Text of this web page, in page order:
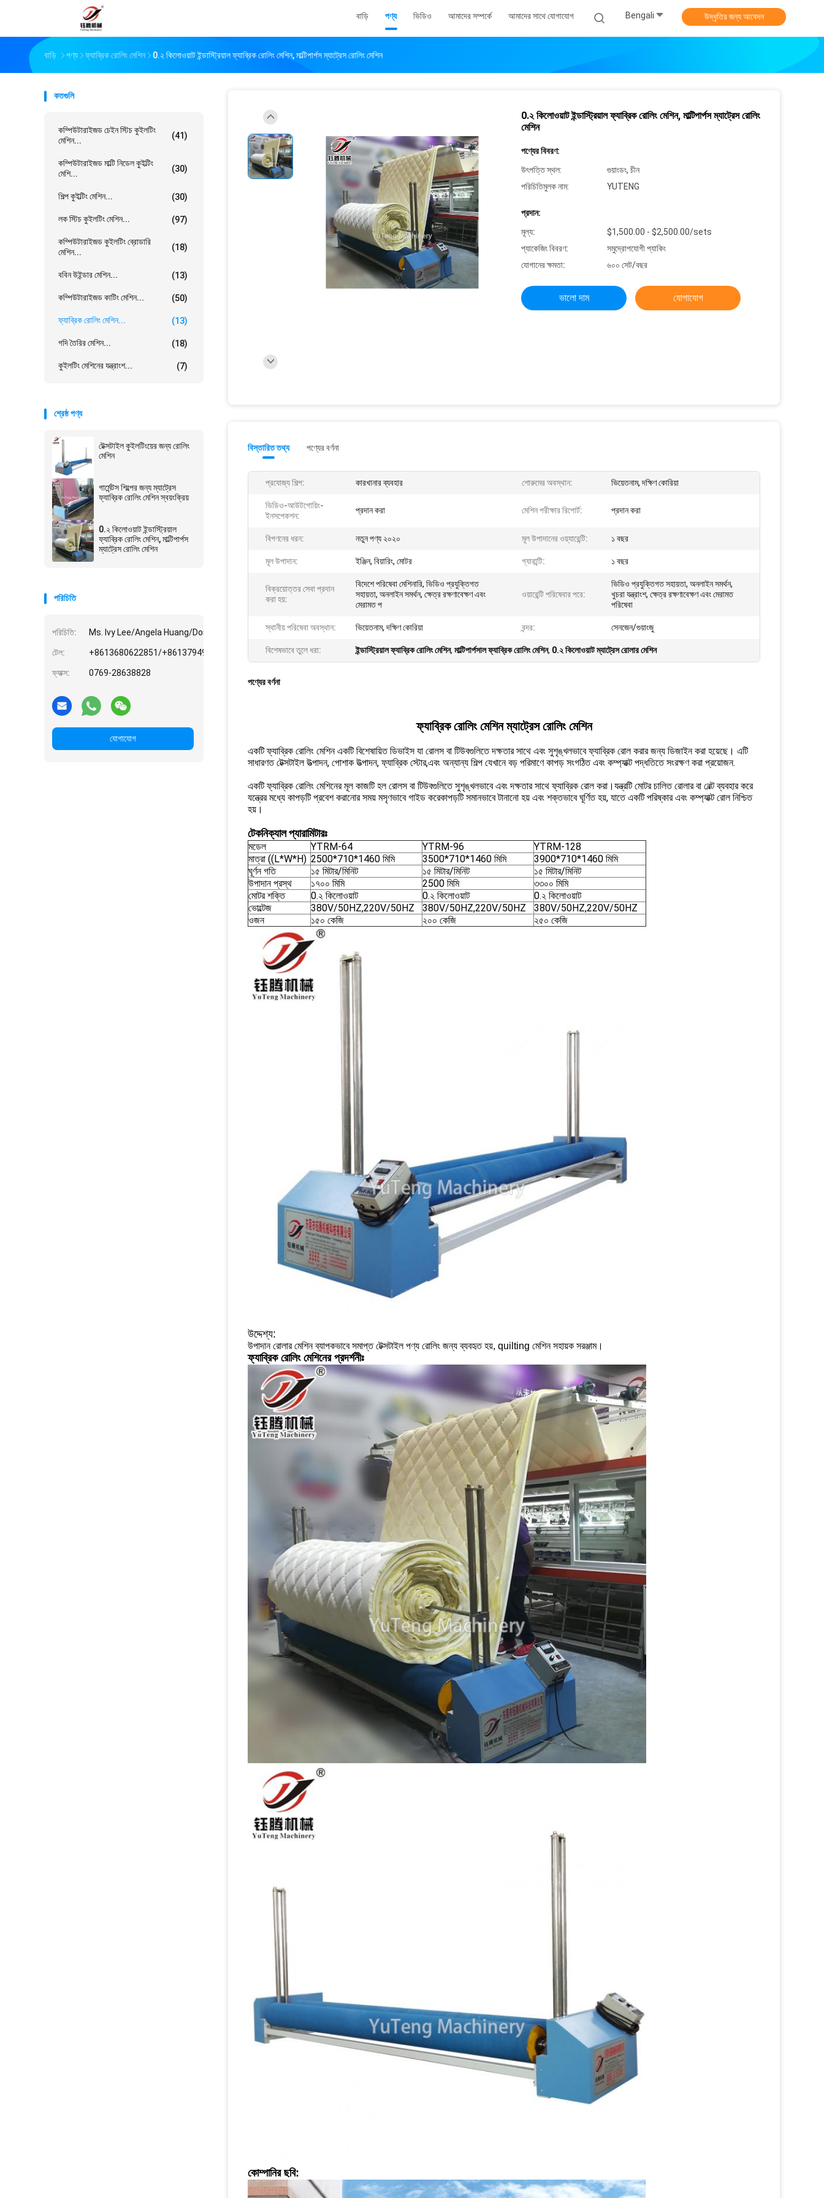
বাড়ি পণ্য ভিডিও আমাদের সম্পর্কে আমাদের সাথে যোগাযোগ Bengali উদ্ধৃতির জন্য আবেদন
বাড়ি পণ্য ফ্যাব্রিক রোলিং মেশিন 0.২ কিলোওয়াট ইন্ডাস্ট্রিয়াল ফ্যাব্রিক রোলিং মেশিন, মাল্টিপার্পস ম্যাট্রেস রোলিং মেশিন
কতগুলি
কম্পিউটারাইজড চেইন স্টিচ কুইলটিং
মেশিন...
(41)
কম্পিউটারাইজড মাল্টি নিডেল কুইল্টিং
মেশি...
(30)
শিল্প কুইল্টিং মেশিন... (30)
লক স্টিচ কুইলটিং মেশিন... (97)
কম্পিউটারাইজড কুইলটিং ব্রোডারি
মেশিন...
(18)
ববিন উইন্ডার মেশিন... (13)
কম্পিউটারাইজড কাটিং মেশিন... (50)
ফ্যাব্রিক রোলিং মেশিন... (13)
গদি তৈরির মেশিন... (18)
কুইলটিং মেশিনের যন্ত্রাংশ... (7)
শ্রেষ্ঠ পণ্য
টেক্সটাইল কুইলটিংয়ের জন্য রোলিং
মেশিন
গার্মেন্টস শিল্পের জন্য ম্যাট্রেস
ফ্যাব্রিক রোলিং মেশিন স্বয়ংক্রিয়
0.২ কিলোওয়াট ইন্ডাস্ট্রিয়াল
ফ্যাব্রিক রোলিং মেশিন, মাল্টিপার্পস
ম্যাট্রেস রোলিং মেশিন
পরিচিতি
পরিচিতি: Ms. Ivy Lee/Angela Huang/Donghuan Hu/Vincy Pang
টেল: +8613680622851/+8613794936882/+8615975861828/+8618775545882
ফ্যাক্স: 0769-28638828
যোগাযোগ
0.২ কিলোওয়াট ইন্ডাস্ট্রিয়াল ফ্যাব্রিক রোলিং মেশিন, মাল্টিপার্পস ম্যাট্রেস রোলিং
মেশিন
পণ্যের বিবরণ:
উৎপত্তি স্থল:
গুয়াংডং, চীন
পরিচিতিমুলক নাম:
YUTENG
প্রদান:
মূল্য:
$1,500.00 - $2,500.00/sets
প্যাকেজিং বিবরণ:
সমুদ্রোপযোগী প্যাকিং
যোগানের ক্ষমতা:
৬০০ সেট/বছর
ভালো দাম যোগাযোগ
বিস্তারিত তথ্য পণ্যের বর্ণনা
প্রযোজ্য শিল্প: কারখানার ব্যবহার শোরুমের অবস্থান: ভিয়েতনাম, দক্ষিণ কোরিয়া
ভিডিও-আউটগোয়িং-
ইনসপেকশন:
প্রদান করা মেশিন পরীক্ষার রিপোর্ট: প্রদান করা
বিপণনের ধরন: নতুন পণ্য ২০২০ মূল উপাদানের ওয়্যারেন্টি: ১ বছর
মূল উপাদান: ইঞ্জিন, বিয়ারিং, মোটর গ্যারান্টি: ১ বছর
বিক্রয়োত্তর সেবা প্রদান
করা হয়:
বিদেশে পরিষেবা মেশিনারি, ভিডিও প্রযুক্তিগত
সহায়তা, অনলাইন সমর্থন, ক্ষেত্র রক্ষণাবেক্ষণ এবং
মেরামত প
ওয়ারেন্টি পরিষেবার পরে:
ভিডিও প্রযুক্তিগত সহায়তা, অনলাইন সমর্থন,
খুচরা যন্ত্রাংশ, ক্ষেত্র রক্ষণাবেক্ষণ এবং মেরামত
পরিষেবা
স্থানীয় পরিষেবা অবস্থান: ভিয়েতনাম, দক্ষিণ কোরিয়া বন্দর: সেনজেন/গুয়াংজু
বিশেষভাবে তুলে ধরা: ইন্ডাস্ট্রিয়াল ফ্যাব্রিক রোলিং মেশিন, মাল্টিপার্পসাল ফ্যাব্রিক রোলিং মেশিন, 0.২ কিলোওয়াট ম্যাট্রেস রোলার মেশিন
পণ্যের বর্ণনা
ফ্যাব্রিক রোলিং মেশিন ম্যাট্রেস রোলিং মেশিন
একটি ফ্যাব্রিক রোলিং মেশিন একটি বিশেষায়িত ডিভাইস যা রোলস বা টিউবগুলিতে দক্ষতার সাথে এবং সুশৃঙ্খলভাবে ফ্যাব্রিক রোল করার জন্য ডিজাইন করা হয়েছে। এটি
সাধারণত টেক্সটাইল উত্পাদন, পোশাক উত্পাদন, ফ্যাব্রিক স্টোর,এবং অন্যান্য শিল্প যেখানে বড় পরিমাণে কাপড় সংগঠিত এবং কম্প্যাক্ট পদ্ধতিতে সংরক্ষণ করা প্রয়োজন.
একটি ফ্যাব্রিক রোলিং মেশিনের মূল কাজটি হল রোলস বা টিউবগুলিতে সুশৃঙ্খলভাবে এবং দক্ষতার সাথে ফ্যাব্রিক রোল করা।যন্ত্রটি মোটর চালিত রোলার বা বেল্ট ব্যবহার করে
যন্ত্রের মধ্যে কাপড়টি প্রবেশ করানোর সময় মসৃণভাবে গাইড করেকাপড়টি সমানভাবে টানানো হয় এবং শক্তভাবে ঘূর্ণিত হয়, যাতে একটি পরিষ্কার এবং কম্প্যাক্ট রোল নিশ্চিত
হয়।
টেকনিক্যাল প্যারামিটারঃ
মডেল YTRM-64 YTRM-96
YTRM-128
মাত্রা ((L*W*H) 2500*710*1460 মিমি 3500*710*1460 মিমি
3900*710*1460 মিমি
ঘূর্ণন গতি
১৫ মিটার/মিনিট ১৫ মিটার/মিনিট
১৫ মিটার/মিনিট
উপাদান প্রস্থ
১৭০০ মিমি 2500 মিমি
৩৩০০ মিমি
মোটর শক্তি
0.২ কিলোওয়াট 0.২ কিলোওয়াট
0.২ কিলোওয়াট
ভোল্টেজ
380V/50HZ,220V/50HZ 380V/50HZ,220V/50HZ
380V/50HZ,220V/50HZ
ওজন
১৫০ কেজি ২০০ কেজি ২৫০ কেজি
উদ্দেশ্য:
উপাদান রোলার মেশিন ব্যাপকভাবে সমাপ্ত টেক্সটাইল পণ্য রোলিং জন্য ব্যবহৃত হয়, quilting মেশিন সহায়ক সরঞ্জাম।
ফ্যাব্রিক রোলিং মেশিনের প্রদর্শনীঃ
কোম্পানির ছবি: